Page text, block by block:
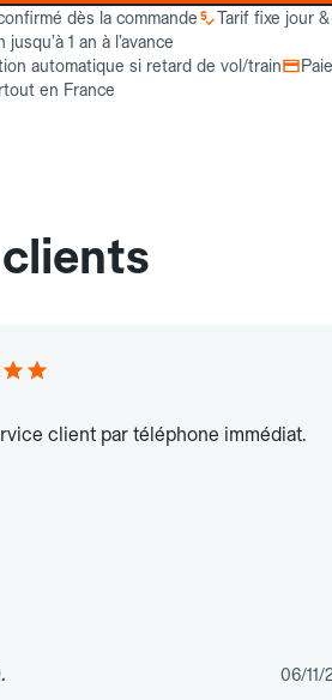
dès la commande
Tarif fixe jour
1 an à l’avance
automatique si retard de vol/train
en France
client par téléphone immédiat.
06/11/